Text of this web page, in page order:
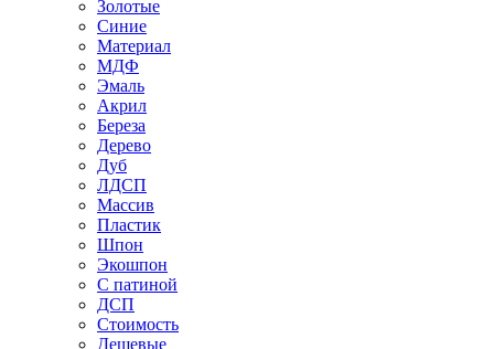
Золотые
Синие
Материал
МДФ
Эмаль
Акрил
Береза
Дерево
Дуб
ЛДСП
Массив
Пластик
Шпон
Экошпон
С патиной
ДСП
Стоимость
Дешевые